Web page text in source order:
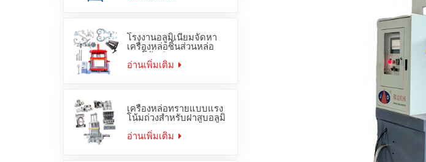
โรงงานอลูมิเนียมจัดหา
เครื่องหล่อชิ้นส่วนหล่อ
แรงโน้มถ่วง OEM JD-
1200
อ่านเพิ่มเติม
เครื่องหล่อทรายแบบแรง
โน้มถ่วงสำหรับฝาสูบอลูมิ
อ่านเพิ่มเติม